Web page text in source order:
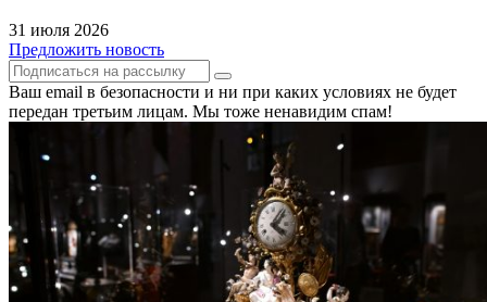
31 июля 2026
Предложить новость
Ваш email в безопасности и ни при каких условиях не будет
передан третьим лицам. Мы тоже ненавидим спам!